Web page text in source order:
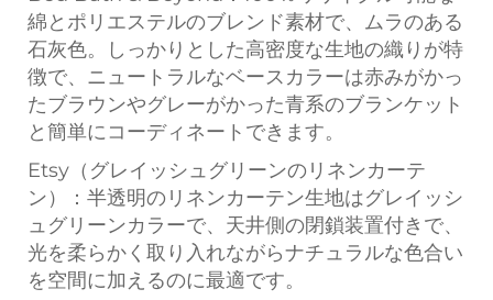
綿とポリエステルのブレンド素材で、ムラのある
石灰色。しっかりとした高密度な生地の織りが特
徴で、ニュートラルなベースカラーは赤みがかっ
たブラウンやグレーがかった青系のブランケット
と簡単にコーディネートできます。
Etsy（グレイッシュグリーンのリネンカーテ
ン）：半透明のリネンカーテン生地はグレイッシ
ュグリーンカラーで、天井側の閉鎖装置付きで、
光を柔らかく取り入れながらナチュラルな色合い
を空間に加えるのに最適です。